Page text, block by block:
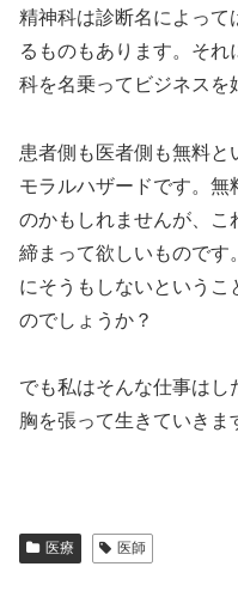
精神科は診断名によって
るものもあります。そ
科を名乗ってビジネスを
患者側も医者側も無料と
モラルハザードです。無
のかもしれませんが、こ
締まって欲しいものです
にそうもしないというこ
のでしょうか？
でも私はそんな仕事はし
胸を張って生きていきま
医療 医師